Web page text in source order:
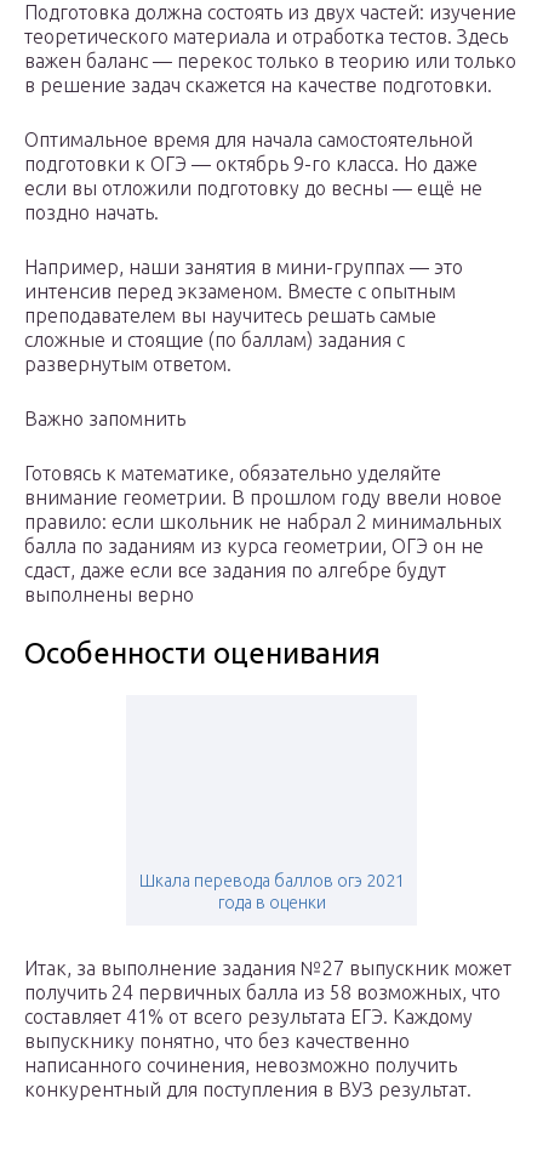
Подготовка должна состоять из двух частей: изучение
теоретического материала и отработка тестов. Здесь
важен баланс — перекос только в теорию или только
в решение задач скажется на качестве подготовки.
Оптимальное время для начала самостоятельной
подготовки к ОГЭ — октябрь 9-го класса. Но даже
если вы отложили подготовку до весны — ещё не
поздно начать.
Например, наши занятия в мини-группах — это
интенсив перед экзаменом. Вместе с опытным
преподавателем вы научитесь решать самые
сложные и стоящие (по баллам) задания с
развернутым ответом.
Важно запомнить
Готовясь к математике, обязательно уделяйте
внимание геометрии. В прошлом году ввели новое
правило: если школьник не набрал 2 минимальных
балла по заданиям из курса геометрии, ОГЭ он не
сдаст, даже если все задания по алгебре будут
выполнены верно
Особенности оценивания
Шкала перевода баллов огэ 2021
года в оценки
Итак, за выполнение задания №27 выпускник может
получить 24 первичных балла из 58 возможных, что
составляет 41% от всего результата ЕГЭ. Каждому
выпускнику понятно, что без качественно
написанного сочинения, невозможно получить
конкурентный для поступления в ВУЗ результат.